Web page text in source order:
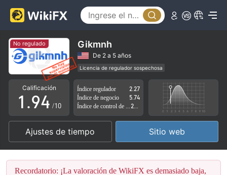
No regulado Gikmnh
De 2 a 5 años
Licencia de regulador sospechosa
Zona de negocio sospechoso
Riesgo potencial alto
Calificación
0
1
2
3
4
.
5
6
7
8
9
0
1
2
3
4
5
6
7
/10
Índice regulador
2.27
Índice de negocio
5.74
Ajustes de tiempo Sitio web
Recordatorio: ¡La valoración de WikiFX es demasiado baja,